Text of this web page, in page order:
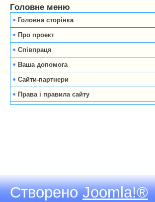
Головне меню
Головна сторінка
Про проект
Співпраця
Ваша допомога
Сайти-партнери
Права і правила сайту
СтвореноJoomla!®